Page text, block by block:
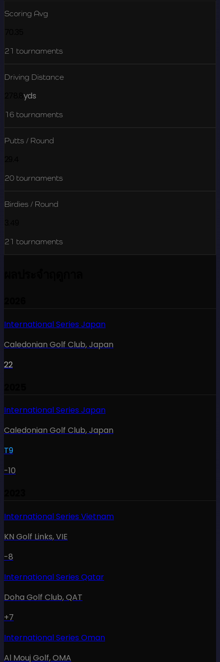
Scoring Avg
21 tournaments
Driving Distance
yds
16 tournaments
Putts / Round
20 tournaments
Birdies / Round
21 tournaments
International Series Japan
Caledonian Golf Club,Japan
22
International Series Japan
Caledonian Golf Club,Japan
T9
-10
International Series Vietnam
KN Golf Links,VIE
-8
International Series Qatar
Doha Golf Club,QAT
+7
International Series Oman
Al Mouj Golf,OMA